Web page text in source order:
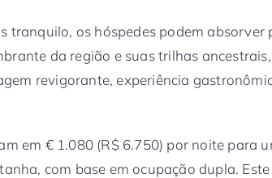
tranquilo, os hóspedes podem absorver
da região e suas trilhas
revigorante, experiência
em € 1.080 (R$ 6.750) por noite para
com base em ocupação dupla.